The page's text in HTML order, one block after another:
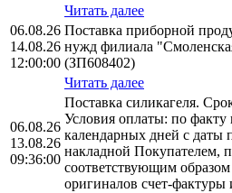
Читать далее
06.08.26
14.08.26
12:00:00
Поставка приборной
нужд филиала
(ЗП608402)
Читать далее
06.08.26
13.08.26
09:36:00
Поставка силикагеля.
Условия оплаты: по факту
календарных дней с даты
накладной Покупателем,
соответствующим
оригиналов счет-фактуры